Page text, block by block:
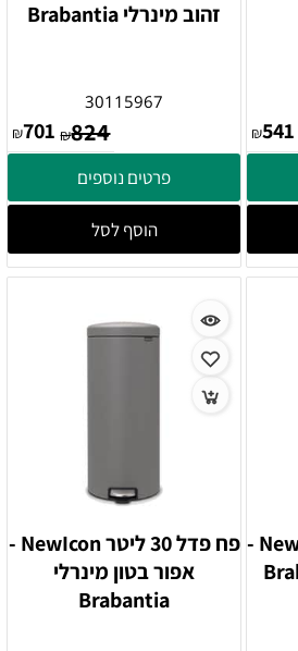
₪541
זהוב מינרלי Brabantia
30115967
₪824
₪701
פרטים נוספים
הוסף לסל
פח פדל 30 ליטר NewIcon -
פח פדל 30 ליטר NewIcon -
אפור בטון מינרלי
Brabantia